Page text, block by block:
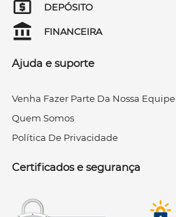
DEPÓSITO
FINANCEIRA
Ajuda e suporte
Venha Fazer Parte Da Nossa Equipe
Quem Somos
Política De Privacidade
Certificados e segurança